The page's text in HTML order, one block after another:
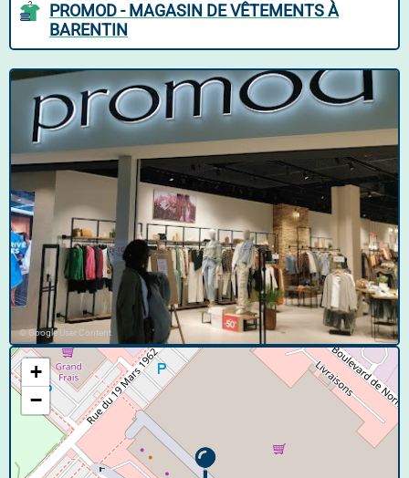
PROMOD - MAGASIN DE VÊTEMENTS À
BARENTIN
© Google User Content
+
−